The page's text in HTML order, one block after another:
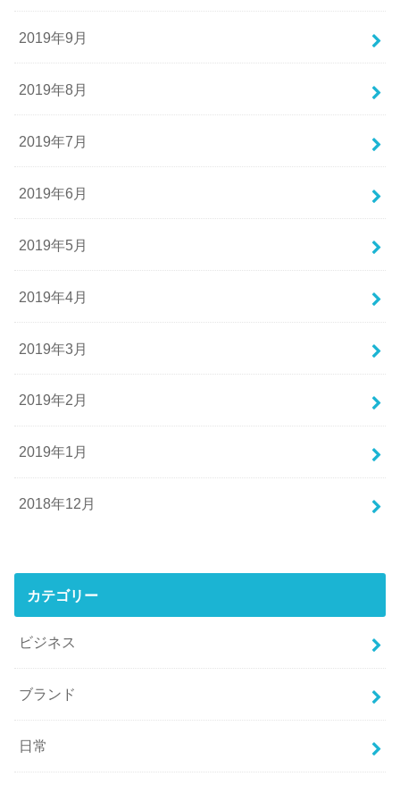
2019年9月
2019年8月
2019年7月
2019年6月
2019年5月
2019年4月
2019年3月
2019年2月
2019年1月
2018年12月
カテゴリー
ビジネス
ブランド
日常